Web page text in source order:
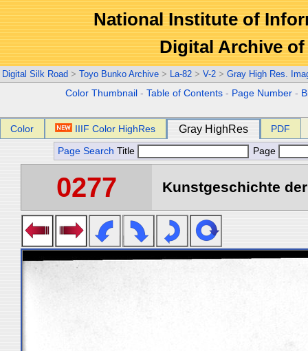
National Institute of
Digital Archive
Digital Silk Road > Toyo Bunko Archive > La-82 > V-2 > Gray High Res.
Color Thumbnail -Table of Contents - Page Number -
Color IIIF Color HighRes Gray HighRes PDF
Page Search Title Page
0277 Kunstgeschichte